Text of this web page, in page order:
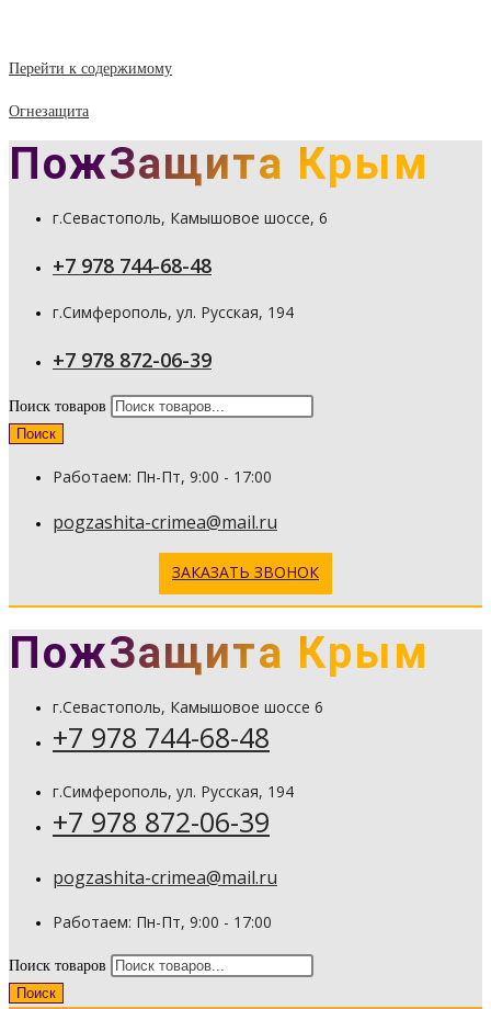
Перейти к содержимому
Огнезащита
ПожЗащита Крым
г.Севастополь, Камышовое шоссе, 6
+7 978 744-68-48
г.Симферополь, ул. Русская, 194
+7 978 872-06-39
Поиск товаров
Поиск
Работаем: Пн-Пт, 9:00 - 17:00
pogzashita-crimea@mail.ru
ЗАКАЗАТЬ ЗВОНОК
ПожЗащита Крым
г.Севастополь, Камышовое шоссе 6
+7 978 744-68-48
г.Симферополь, ул. Русская, 194
+7 978 872-06-39
pogzashita-crimea@mail.ru
Работаем: Пн-Пт, 9:00 - 17:00
Поиск товаров
Поиск